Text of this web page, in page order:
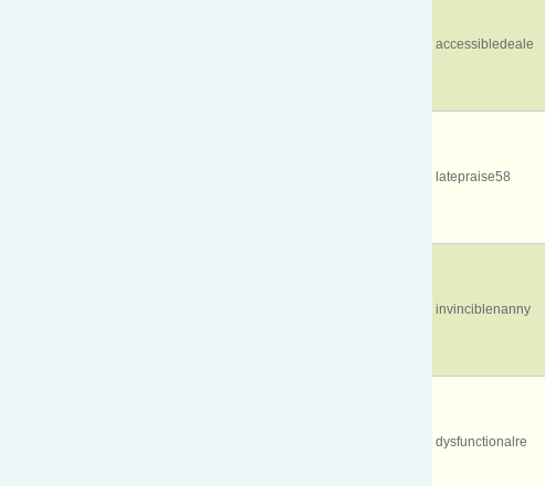
accessibledeale
latepraise58
invinciblenanny
dysfunctionalre